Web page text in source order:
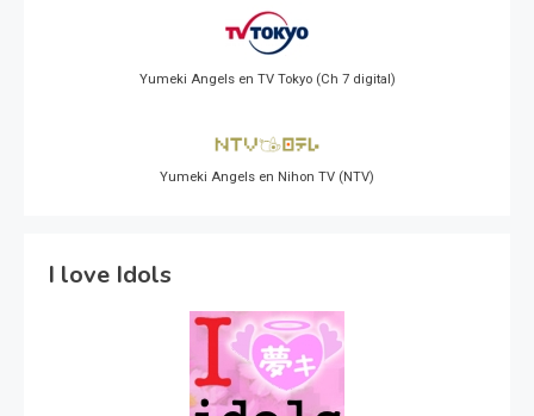
Yumeki Angels en TV Tokyo (Ch 7 digital)
Yumeki Angels en Nihon TV (NTV)
I love Idols